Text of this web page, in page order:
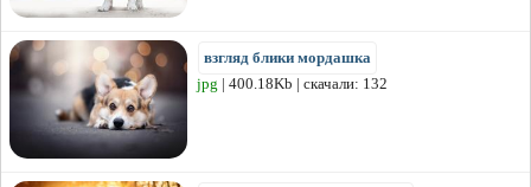
взгляд блики мордашка
jpg | 400.18Kb | скачали: 132